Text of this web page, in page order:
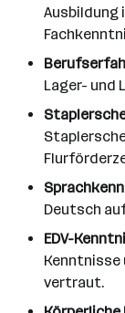
Ausbildung
Lager- und
Deutsch
EDV-
Kenntnisse
vertraut.